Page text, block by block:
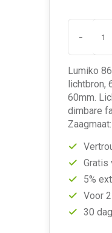
-
Lumiko
lichtbron,
60mm.
dimbare
Gratis
5%
Voor
30